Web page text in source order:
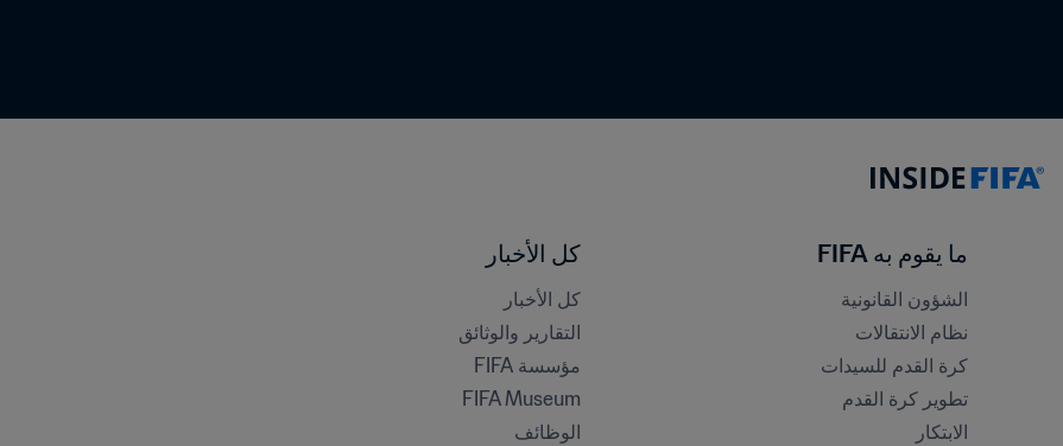
ما يقوم به FIFA
الشؤون القانونية
نظام الانتقالات
كرة القدم للسيدات
تطوير كرة القدم
الابتكار
كل الأخبار
كل الأخبار
التقارير والوثائق
مؤسسة FIFA
FIFA Museum
الوظائف